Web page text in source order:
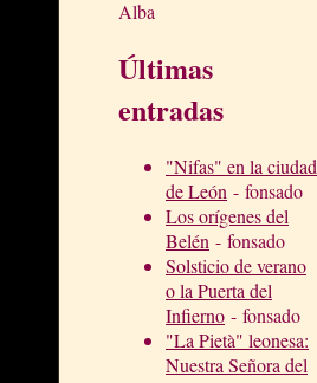
Alba
Últimas
entradas
"Nifas" en la ciudad
de León - fonsado
Los orígenes del
Belén - fonsado
Solsticio de verano
o la Puerta del
Infierno - fonsado
"La Pietà" leonesa:
Nuestra Señora del